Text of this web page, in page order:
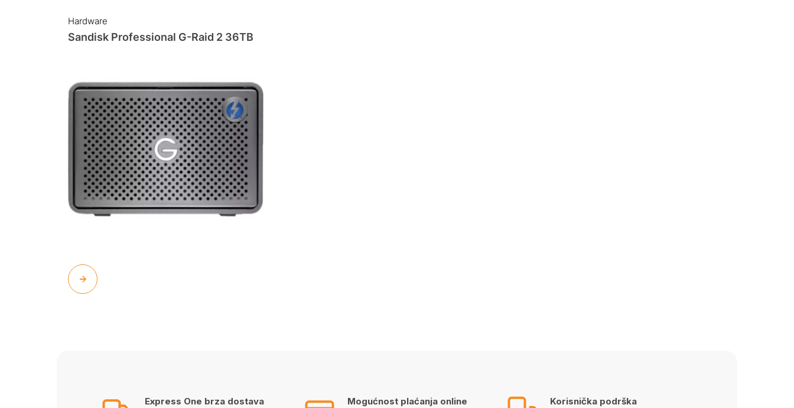
Hardware
Sandisk Professional G-Raid 2 36TB
Express One brza dostava
Mogućnost plaćanja online
Korisnička podrška